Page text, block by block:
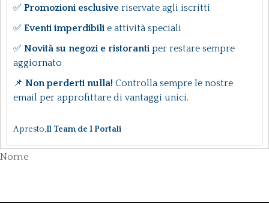
✅ Promozioni esclusive riservate agli iscritti
✅ Eventi imperdibilie attività speciali
✅ Novità su negozi e ristorantiper restare sempre
aggiornato
📌 Non perderti nulla! Controlla sempre le nostre
email per approfittare di vantaggi unici.
A presto,Il Team de I Portali
Nome